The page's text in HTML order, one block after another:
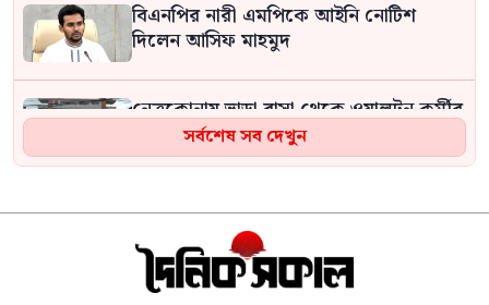
বিএনপির নারী এমপিকে আইনি নোটিশ
দিলেন আসিফ মাহমুদ
নেত্রকোনায় ভাড়া বাসা থেকে ওয়ালটন কর্মীর
রক্তাক্ত লাশ উদ্ধার
নিসচার বৃক্ষরোপণ কর্মসূচির উদ্বোধন
পুকুরের মাছ চুরির বিরোধে বড় ভাইয়ের
সর্বশেষ সব দেখুন